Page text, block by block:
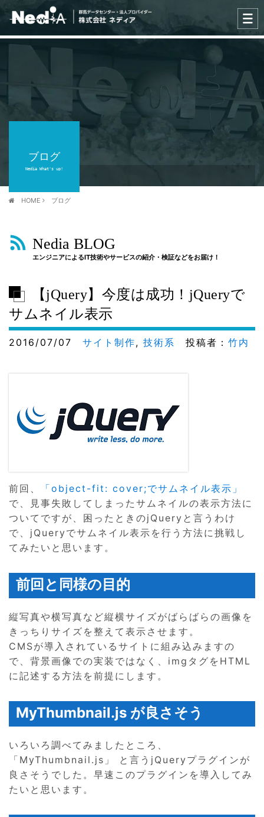
ブログ
Nedia What's up!
HOME ブログ
Nedia BLOG
エンジニアによるIT技術やサービスの紹介・検証などをお届け！
【jQuery】今度は成功！jQueryで
サムネイル表示
2016/07/07 サイト制作, 技術系 投稿者： 竹内
前回、
「object-fit: cover;でサムネイル表示」
で、見事失敗してしまったサムネイルの表示方法に
ついてですが、困ったときのjQueryと言うわけ
で、jQueryでサムネイル表示を行う方法に挑戦し
てみたいと思います。
前回と同様の目的
縦写真や横写真など縦横サイズがばらばらの画像を
きっちりサイズを整えて表示させます。
CMSが導入されているサイトに組み込みますの
で、背景画像での実装ではなく、imgタグをHTML
に記述する方法を前提にします。
MyThumbnail.js が良さそう
いろいろ調べてみましたところ、
「MyThumbnail.js」 と言うjQueryプラグインが
良さそうでした。早速このプラグインを導入してみ
たいと思います。